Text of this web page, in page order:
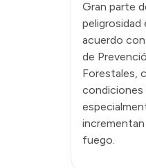
Gran parte
peligrosidad
acuerdo
de
Forestales,
condiciones
fuego.